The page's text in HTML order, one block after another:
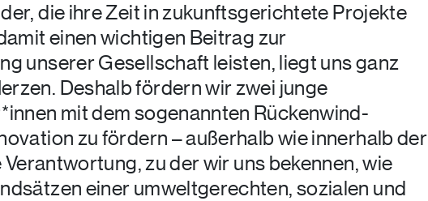
die ihre Zeit in zukunftsgerichtete Projekte
einen wichtigen Beitrag zur
unserer Gesellschaft leisten, liegt uns ganz
Deshalb fördern wir zwei junge
mit dem sogenannten Rückenwind-
zu fördern – außerhalb wie innerhalb der
Verantwortung, zu der wir uns bekennen, wie
einer umweltgerechten, sozialen und